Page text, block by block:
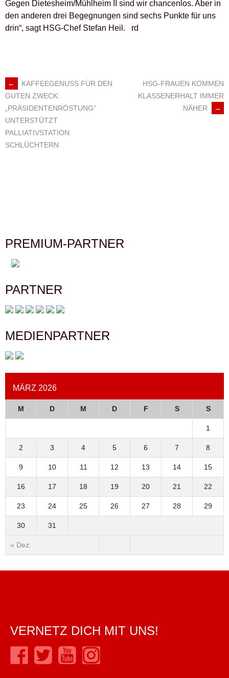
Gegen Dietesheim/Mühlheim II sind wir chancenlos. Aber in
den anderen drei Begegnungen sind sechs Punkte für uns
drin“, sagt HSG-Chef Stefan Heil. rd
ARTIKEL-
NAVIGATION
←
KAFFEEGENUSS FÜR DEN
GUTEN ZWECK:
„PRÄSIDENTENRÖSTUNG“
UNTERSTÜTZT
PALLIATIVSTATION
SCHLÜCHTERN
HSG-FRAUEN KOMMEN
KLASSENERHALT IMMER
NÄHER
→
PREMIUM-PARTNER
PARTNER
MEDIENPARTNER
MÄRZ 2026
M D M D F S S
« Dez.
1
2 3 4 5 6 7 8
9 10 11 12 13 14 15
16 17 18 19 20 21 22
23 24 25 26 27 28 29
30 31
VERNETZ DICH MIT UNS!